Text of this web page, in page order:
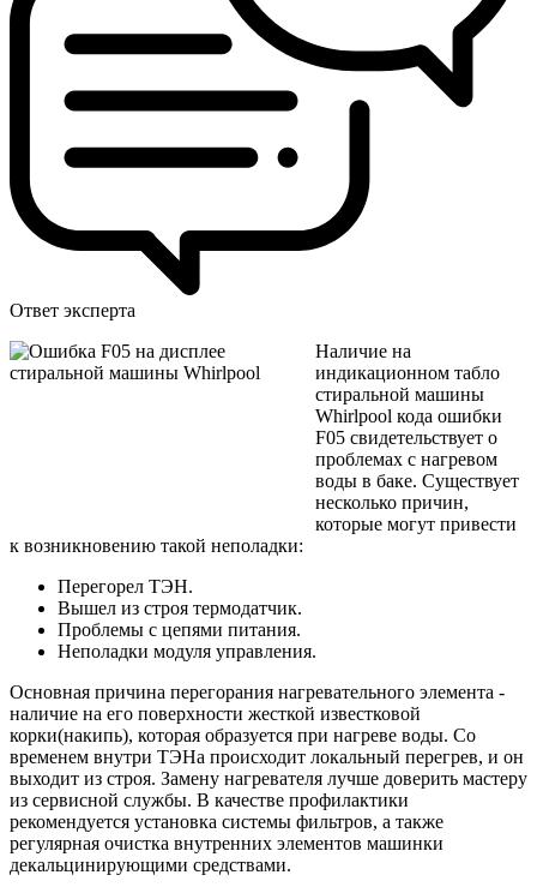
Ответ эксперта
Наличие на
индикационном табло
стиральной машины
Whirlpool кода ошибки
F05 свидетельствует о
проблемах с нагревом
воды в баке. Существует
несколько причин,
которые могут привести
к возникновению такой неполадки:
Перегорел ТЭН.
Вышел из строя термодатчик.
Проблемы с цепями питания.
Неполадки модуля управления.
Основная причина перегорания нагревательного элемента -
наличие на его поверхности жесткой известковой
корки(накипь), которая образуется при нагреве воды. Со
временем внутри ТЭНа происходит локальный перегрев, и он
выходит из строя. Замену нагревателя лучше доверить мастеру
из сервисной службы. В качестве профилактики
рекомендуется установка системы фильтров, а также
регулярная очистка внутренних элементов машинки
декальцинирующими средствами.